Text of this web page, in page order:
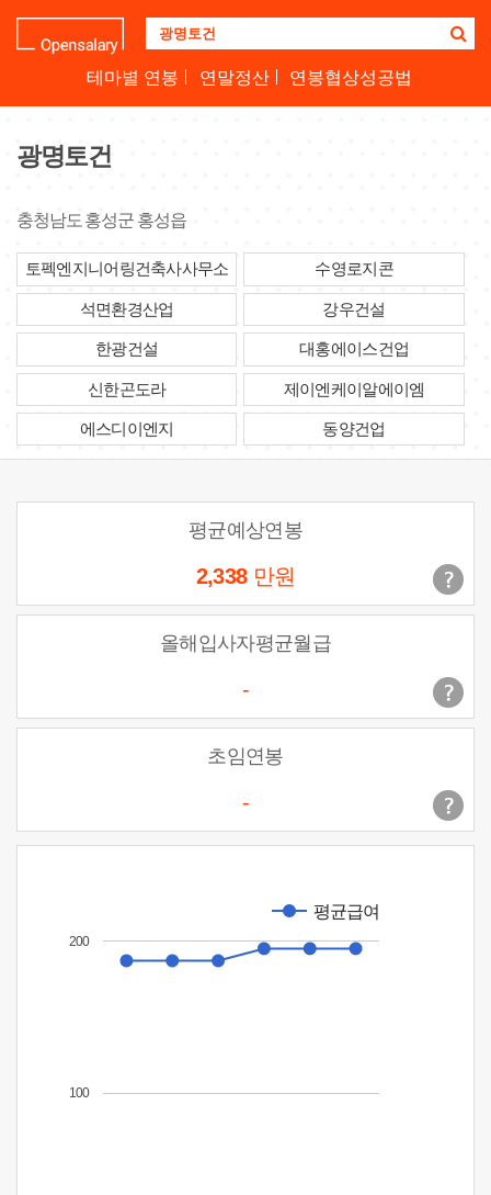
업
명
테마별 연봉 연말정산 연봉협상성공법
광명토건
충청남도 홍성군 홍성읍
토펙엔지니어링건축사사무소 수영로지콘
석면환경산업 강우건설
한광건설 대홍에이스건업
신한곤도라 제이엔케이알에이엠
에스디이엔지 동양건업
평균예상연봉
2,338 만원
올해입사자평균월급
-
초임연봉
-
평균급여
100
200